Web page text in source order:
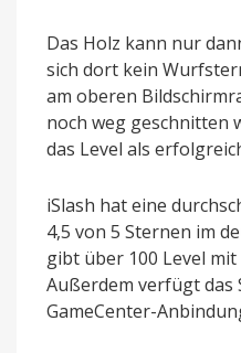
Das Holz kann nur
sich dort kein
am oberen
noch weg geschnitten
das Level als
iSlash hat eine
4,5 von 5 Sternen im
gibt über 100 Level
Außerdem verfügt das
GameCenter-